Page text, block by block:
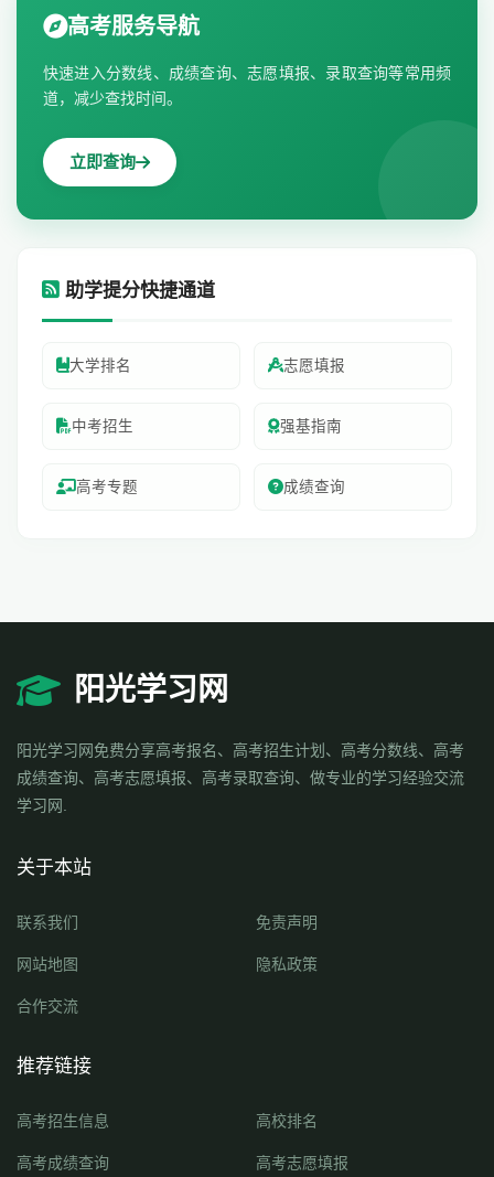
高考服务导航
快速进入分数线、成绩查询、志愿填报、录取查询等常用频
道，减少查找时间。
立即查询
助学提分快捷通道
大学排名 志愿填报
中考招生 强基指南
高考专题 成绩查询
阳光学习网
阳光学习网免费分享高考报名、高考招生计划、高考分数线、高考
成绩查询、高考志愿填报、高考录取查询、做专业的学习经验交流
学习网.
关于本站
联系我们 免责声明
网站地图 隐私政策
合作交流
推荐链接
高考招生信息 高校排名
高考成绩查询 高考志愿填报